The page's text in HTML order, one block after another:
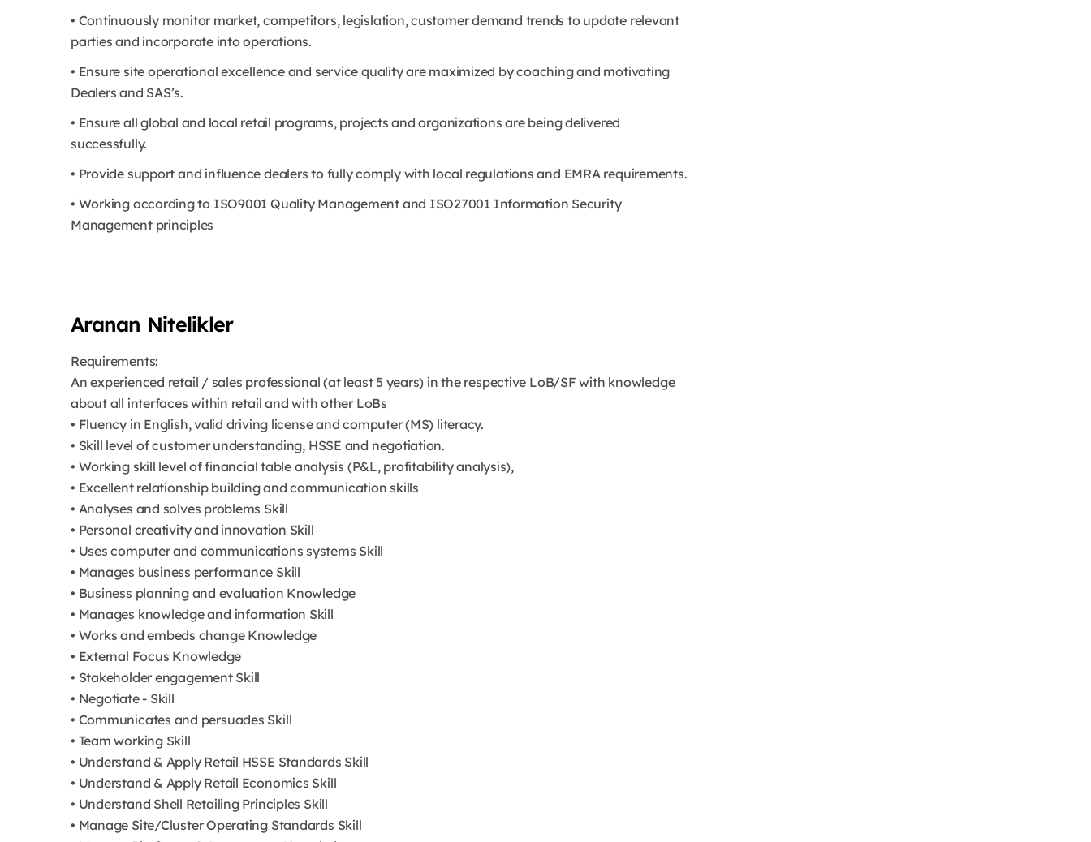
• Continuously monitor market, competitors, legislation, customer demand trends to update relevant
parties and incorporate into operations.
• Ensure site operational excellence and service quality are maximized by coaching and motivating
Dealers and SAS’s.
• Ensure all global and local retail programs, projects and organizations are being delivered
successfully.
• Provide support and influence dealers to fully comply with local regulations and EMRA requirements.
• Working according to ISO9001 Quality Management and ISO27001 Information Security
Management principles
Aranan Nitelikler
Requirements:
An experienced retail / sales professional (at least 5 years) in the respective LoB/SF with knowledge
about all interfaces within retail and with other LoBs
• Fluency in English, valid driving license and computer (MS) literacy.
• Skill level of customer understanding, HSSE and negotiation.
• Working skill level of financial table analysis (P&L, profitability analysis),
• Excellent relationship building and communication skills
• Analyses and solves problems Skill
• Personal creativity and innovation Skill
• Uses computer and communications systems Skill
• Manages business performance Skill
• Business planning and evaluation Knowledge
• Manages knowledge and information Skill
• Works and embeds change Knowledge
• External Focus Knowledge
• Stakeholder engagement Skill
• Negotiate - Skill
• Communicates and persuades Skill
• Team working Skill
• Understand & Apply Retail HSSE Standards Skill
• Understand & Apply Retail Economics Skill
• Understand Shell Retailing Principles Skill
• Manage Site/Cluster Operating Standards Skill